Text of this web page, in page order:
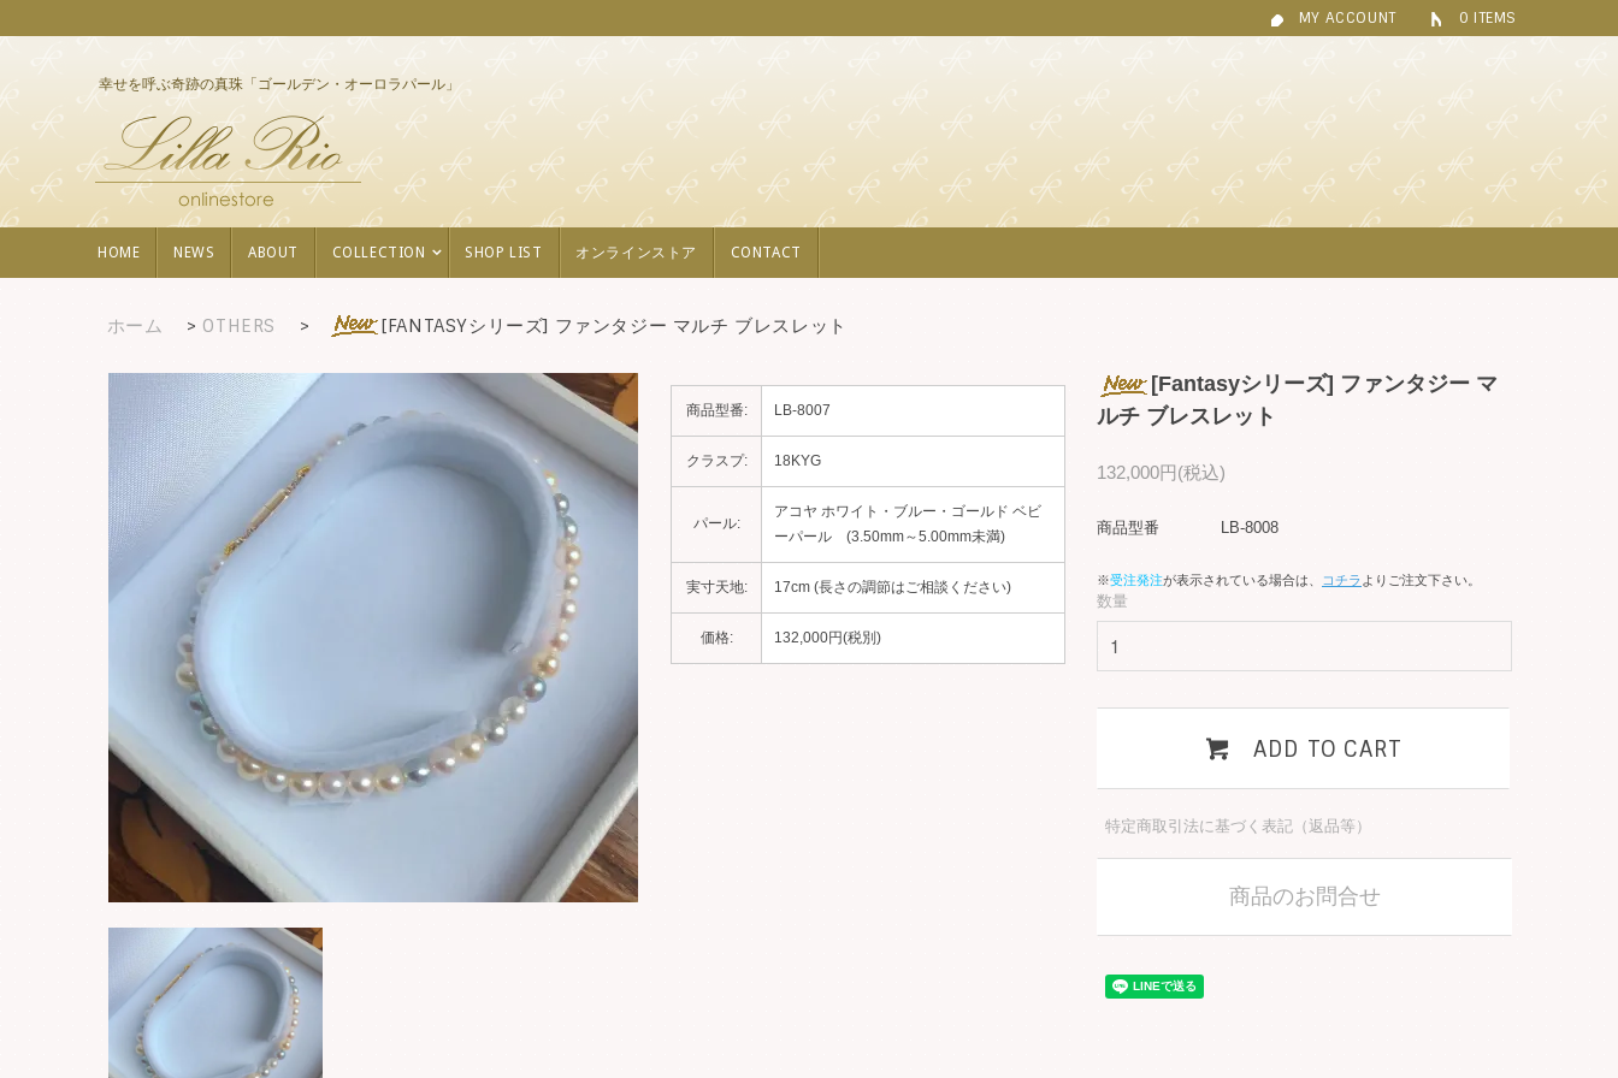
MY ACCOUNT 0 ITEMS
幸せを呼ぶ奇跡の真珠「ゴールデン・オーロラパール」
HOME NEWS ABOUT COLLECTION SHOP LIST オンラインストア CONTACT
ホーム >OTHERS > [FANTASYシリーズ] ファンタジー マルチ ブレスレット
[Fantasyシリーズ] ファンタジー マ
ルチ ブレスレット
132,000円(税込)
商品型番 LB-8008
※受注発注が表示されている場合は、 コチラ よりご注文下さい。
数量
ADD TO CART
特定商取引法に基づく表記（返品等）
商品のお問合せ
商品型番: LB-8007
クラスプ: 18KYG
パール:
アコヤ ホワイト・ブルー・ゴールド ベビ
ーパール (3.50mm～5.00mm未満)
実寸天地: 17cm (長さの調節はご相談ください)
価格: 132,000円(税別)